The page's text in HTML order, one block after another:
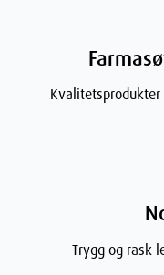
Package Size: 6 STK
Trygg og rask